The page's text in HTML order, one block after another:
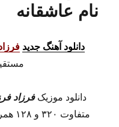
نام عاشقانه
دانلود آهنگ جدید
دانلود موزیکفرزاد
متفاوت ۳۲۰ و ۱۲۸ همراه با متن آهنگ